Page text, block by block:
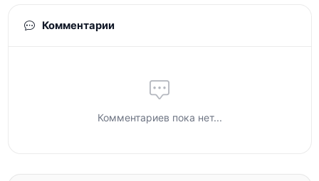
Комментарии
Комментариев пока нет...